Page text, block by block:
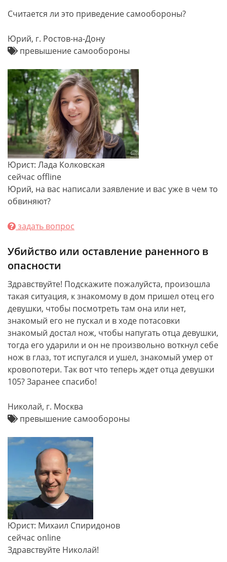
Считается ли это приведение самообороны?
Юрий, г. Ростов-на-Дону
превышение самообороны
Юрист: Лада Колковская
сейчас offline
Юрий, на вас написали заявление и вас уже в чем то
обвиняют?
задать вопрос
Убийство или оставление раненного в
опасности
Здравствуйте! Подскажите пожалуйста, произошла
такая ситуация, к знакомому в дом пришел отец его
девушки, чтобы посмотреть там она или нет,
знакомый его не пускал и в ходе потасовки
знакомый достал нож, чтобы напугать отца девушки,
тогда его ударили и он не произвольно воткнул себе
нож в глаз, тот испугался и ушел, знакомый умер от
кровопотери. Так вот что теперь ждет отца девушки
105? Заранее спасибо!
Николай, г. Москва
превышение самообороны
Юрист: Михаил Спиридонов
сейчас online
Здравствуйте Николай!